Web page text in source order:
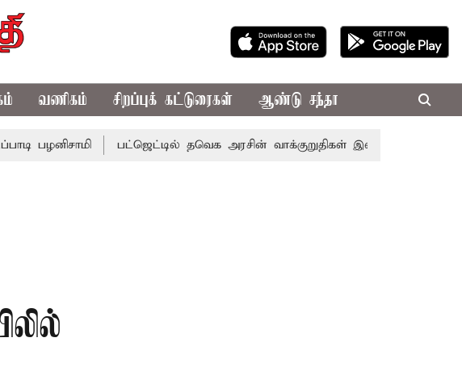
வணிகம் சிறப்புக் கட்டுரைகள் ஆண்டு சந்தா
பட்ஜெட்டில் தவெக அரசின் வாக்குறுதிகள் இல்லை - எடப்பாடி